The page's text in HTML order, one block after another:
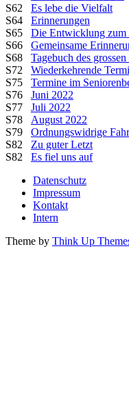
S62 Es lebe die Vielfalt
S64 Erinnerungen
S65 Die Entwicklung zum
S66 Gemeinsame
S68 Tagebuch des
S72 Wiederkehrende
S75 Termine im
S76 Juni 2022
S77 Juli 2022
S78 August 2022
S79 Ordnungswidrige
S82 Zu guter Letzt
S82 Es fiel uns auf
Datenschutz
Impressum
Kontakt
Intern
Theme by Think Up